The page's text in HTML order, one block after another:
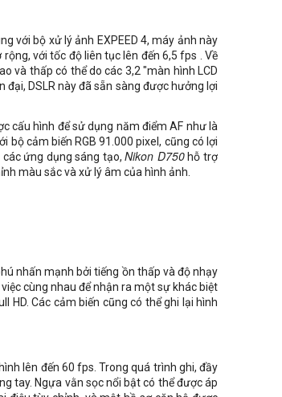
với bộ xử lý ảnh EXPEED 4, máy ảnh này
với tốc độ liên tục lên đến 6,5 fps . Về
và thấp có thể do các 3,2 "màn hình LCD
DSLR này đã sẵn sàng được hưởng lợi
cấu hình để sử dụng năm điểm AF như là
cảm biến RGB 91.000 pixel, cũng có lợi
các ứng dụng sáng tạo,Nikon D750hỗ trợ
màu sắc và xử lý âm của hình ảnh.
nhấn mạnh bởi tiếng ồn thấp và độ nhạy
cùng nhau để nhận ra một sự khác biệt
Các cảm biến cũng có thể ghi lại hình
lên đến 60 fps. Trong quá trình ghi, đầy
tay. Ngựa vằn sọc nổi bật có thể được áp